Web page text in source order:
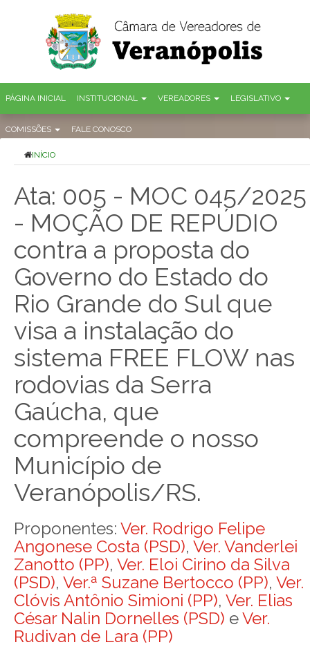
PÁGINA INICIAL INSTITUCIONAL VEREADORES LEGISLATIVO
COMISSÕES FALE CONOSCO
INÍCIO
Ata: 005 - MOC 045/2025
- MOÇÃO DE REPÚDIO
contra a proposta do
Governo do Estado do
Rio Grande do Sul que
visa a instalação do
sistema FREE FLOW nas
rodovias da Serra
Gaúcha, que
compreende o nosso
Município de
Veranópolis/RS.
Proponentes: Ver. Rodrigo Felipe
Angonese Costa (PSD), Ver. Vanderlei
Zanotto (PP), Ver. Eloi Cirino da Silva
(PSD), Ver.ª Suzane Bertocco (PP), Ver.
Clóvis Antônio Simioni (PP), Ver. Elias
César Nalin Dornelles (PSD) eVer.
Rudivan de Lara (PP)